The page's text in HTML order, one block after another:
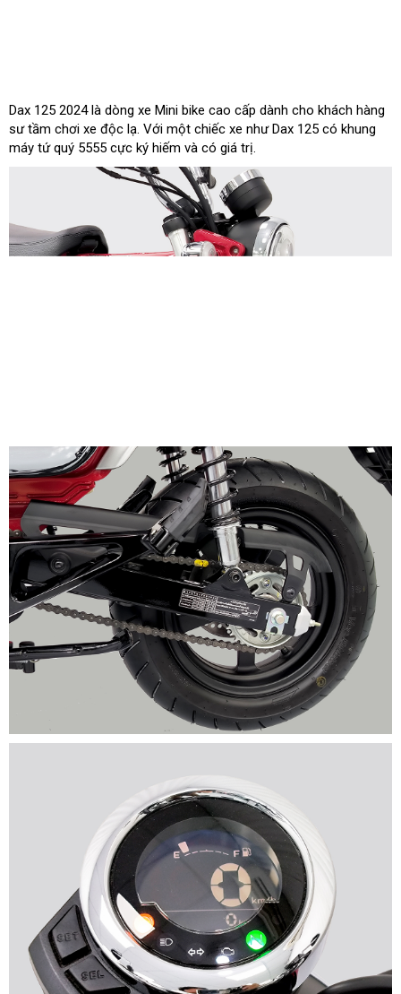
Dax 125 2024 là dòng xe Mini bike cao cấp dành cho khách hàng
sư tầm chơi xe độc lạ. Với một chiếc xe như Dax 125 có khung
máy tứ quý 5555 cực ký hiếm và có giá trị.